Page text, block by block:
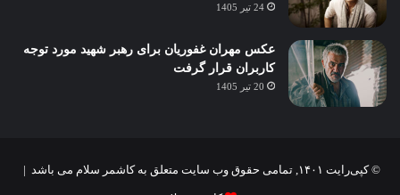
24 تیر 1405
عکس مهران غفوریان برای رهبر شهید مورد توجه
کاربران قرار گرفت
20 تیر 1405
© کپی‌رایت ۱۴۰۱, تمامی حقوق وب سایت متعلق به کاشمر سلام می باشد |